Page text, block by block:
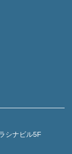
シナビル5F